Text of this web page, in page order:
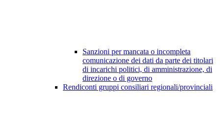
Sanzioni per mancata o incompleta
comunicazione dei dati da parte dei titolari
di incarichi politici, di amministrazione, di
direzione o di governo
Rendiconti gruppi consiliari regionali/provinciali